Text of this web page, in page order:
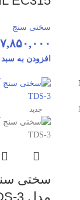
سختی سنج
۷,۸۵۰,۰۰۰
افزودن به
جدید
سختی
مدل TDS-3